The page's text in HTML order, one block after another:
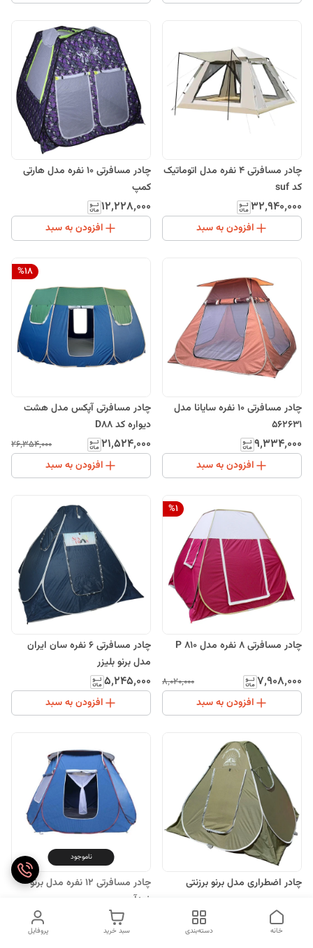
چادر مسافرتی 4 نفره مدل اتوماتیک
کد suf
۳۲٬۹۴۰٬۰۰۰
افزودن به سبد
چادر مسافرتی 10 نفره مدل هارتی
کمپ
۱۲٬۲۲۸٬۰۰۰
افزودن به سبد
چادر مسافرتی 10 نفره سایانا مدل
562631
۹٬۳۳۴٬۰۰۰
افزودن به سبد
%18
چادر مسافرتی آپکس مدل هشت
دیواره کد D88
۲۱٬۵۲۴٬۰۰۰ ۲۶٬۳۵۴٬۰۰۰
افزودن به سبد
%1
چادر مسافرتی 8 نفره مدل P 810
۷٬۹۰۸٬۰۰۰ ۸٬۰۲۰٬۰۰۰
افزودن به سبد
چادر مسافرتی 6 نفره سان ایران
مدل برنو بلیزر
۵٬۲۴۵٬۰۰۰
افزودن به سبد
چادر اضطراری مدل برنو برزنتی
۵٬۶۷۷٬۰۰۰
ناموجود
چادر مسافرتی 12 نفره مدل برنو
ضدآب
ناموجود
پروفایل سبد خرید دسته‌بندی خانه